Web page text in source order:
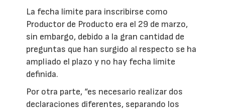
La fecha límite para inscribirse como
Productor de Producto era el 29 de marzo,
sin embargo, debido a la gran cantidad de
preguntas que han surgido al respecto se ha
ampliado el plazo y no hay fecha límite
definida.
Por otra parte, “es necesario realizar dos
declaraciones diferentes, separando los